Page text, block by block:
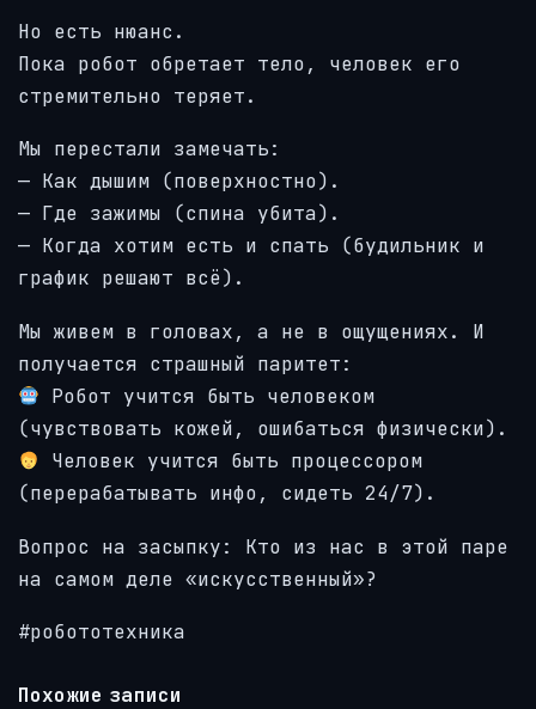
Но есть нюанс.
Пока робот обретает тело, человек его
стремительно теряет.
Мы перестали замечать:
— Как дышим (поверхностно).
— Где зажимы (спина убита).
— Когда хотим есть и спать (будильник и
график решают всё).
Мы живем в головах, а не в ощущениях. И
получается страшный паритет:
Робот учится быть человеком
(чувствовать кожей, ошибаться физически).
Человек учится быть процессором
(перерабатывать инфо, сидеть 24/7).
Вопрос на засыпку: Кто из нас в этой паре
на самом деле «искусственный»?
#робототехника
Похожие записи